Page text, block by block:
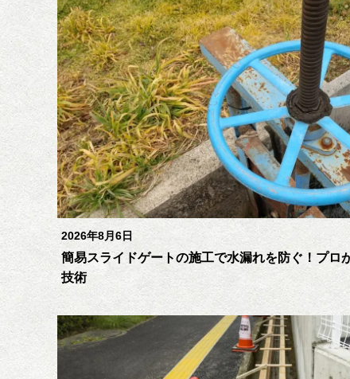
2026年8月6日
簡易スライドゲートの施工で水漏れを防ぐ！プロ
技術